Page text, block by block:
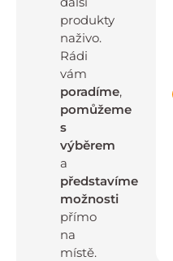
produkty
naživo.
Rádi
vám
poradíme,
pomůžeme
s
výběrem
a
představíme
možnosti
přímo
na
místě.